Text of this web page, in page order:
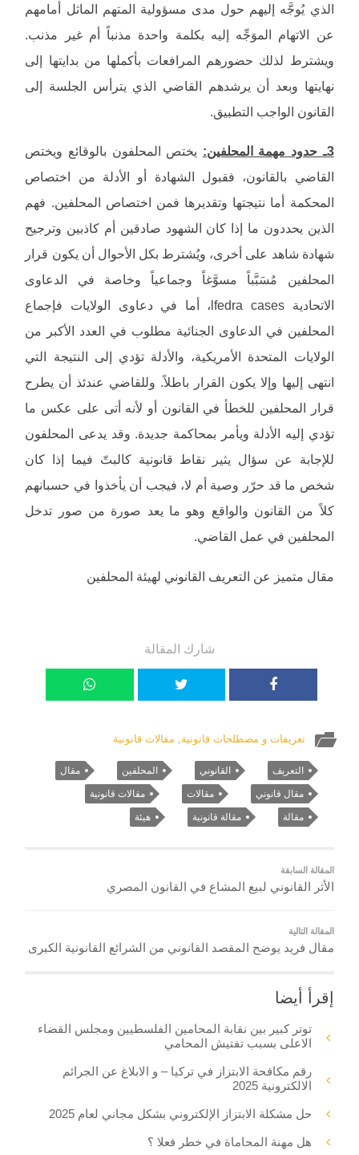
الذي يُوجَّه إليهم حول مدى مسؤولية المتهم الماثل أمامهم
عن الاتهام الموَجِّه إليه بكلمة واحدة مذنباً أم غير مذنب.
ويشترط لذلك حضورهم المرافعات بأكملها من بدايتها إلى
نهايتها وبعد أن يرشدهم القاضي الذي يترأس الجلسة إلى
القانون الواجب التطبيق.
3ـ حدود مهمة المحلفين:
يختص المحلفون بالوقائع ويختص
القاضي بالقانون، فقبول الشهادة أو الأدلة من اختصاص
المحكمة أما نتيجتها وتقديرها فمن اختصاص المحلفين. فهم
الذين يحددون ما إذا كان الشهود صادقين أم كاذبين وترجيح
شهادة شاهد على أخرى، ويُشترط بكل الأحوال أن يكون قرار
المحلفين مُسَبَّباً مسوَّغاً وجماعياً وخاصة في الدعاوى
الاتحادية lfedra cases، أما في دعاوى الولايات فإجماع
المحلفين في الدعاوى الجنائية مطلوب في العدد الأكبر من
الولايات المتحدة الأمريكية، والأدلة تؤدي إلى النتيجة التي
انتهى إليها وإلا يكون القرار باطلاً. وللقاضي عندئذ أن يطرح
قرار المحلفين للخطأ في القانون أو لأنه أتى على عكس ما
تؤدي إليه الأدلة ويأمر بمحاكمة جديدة. وقد يدعى المحلفون
للإجابة عن سؤال يثير نقاط قانونية كالبتّ فيما إذا كان
شخص ما قد حرّر وصية أم لا، فيجب أن يأخذوا في حسبانهم
كلاً من القانون والواقع وهو ما يعد صورة من صور تدخل
المحلفين في عمل القاضي.
مقال متميز عن التعريف القانوني لهيئة المحلفين
شارك المقالة
تعريفات و مصطلحات قانونية, مقالات قانونية
التعريف القانوني المحلفين مقال
مقال قانوني مقالات مقالات قانونية
مقالة مقالة قانونية هيئة
المقالة السابقة
الأثر القانوني لبيع المشاع في القانون المصري
المقالة التالية
مقال فريد يوضح المقصد القانوني من الشرائع القانونية الكبرى
إقرأ أيضا
توتر كبير بين نقابة المحامين الفلسطيين ومجلس القضاء
الاعلى بسبب تفتيش المحامي
رقم مكافحة الابتزاز في تركيا – و الابلاغ عن الجرائم
الالكترونية 2025
حل مشكلة الابتزاز الإلكتروني بشكل مجاني لعام 2025
هل مهنة المحاماة في خطر فعلا ؟